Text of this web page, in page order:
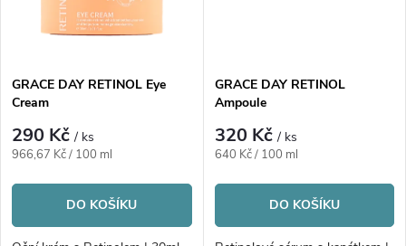
GRACE DAY RETINOL Eye
Cream
290 Kč/ ks
Měrná
966,67 Kč / 100 ml
DO KOŠÍKU
GRACE DAY RETINOL
Ampoule
320 Kč/ ks
Měrná
640 Kč / 100 ml
DO KOŠÍKU